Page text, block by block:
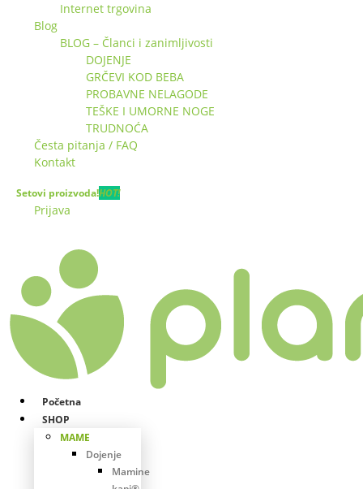
Internet trgovina
Blog
BLOG – Članci i zanimljivosti
DOJENJE
GRČEVI KOD BEBA
PROBAVNE NELAGODE
TEŠKE I UMORNE NOGE
TRUDNOĆA
Česta pitanja / FAQ
Kontakt
Setovi proizvoda!HOT!
Prijava
Početna
SHOP
MAME
Dojenje
Mamine